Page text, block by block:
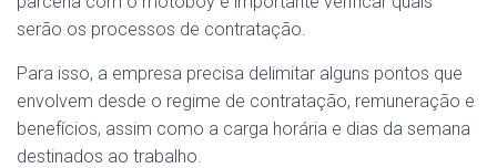
serão os processos de contratação.
Para isso, a empresa precisa delimitar alguns pontos que
envolvem desde o regime de contratação, remuneração e
benefícios, assim como a carga horária e dias da semana
destinados ao trabalho.